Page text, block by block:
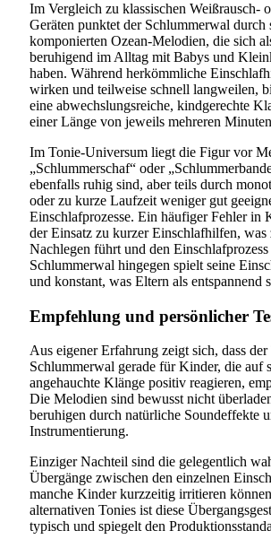
Im Vergleich zu klassischen Weißrausch-
Geräten punktet der Schlummerwal durch
komponierten Ozean-Melodien, die sich
beruhigend im Alltag mit Babys und
haben. Während herkömmliche
wirken und teilweise schnell langweilen,
eine abwechslungsreiche, kindgerechte
einer Länge von jeweils mehreren
Im Tonie-Universum liegt die Figur vor
„Schlummerschaf“ oder
ebenfalls ruhig sind, aber teils durch
oder zu kurze Laufzeit weniger gut
Einschlafprozesse. Ein häufiger Fehler in
der Einsatz zu kurzer Einschlafhilfen,
Nachlegen führt und den
Schlummerwal hingegen spielt seine
und konstant, was Eltern als entspannend
Empfehlung und persönlicher
Aus eigener Erfahrung zeigt sich, dass
Schlummerwal gerade für Kinder, die auf
angehauchte Klänge positiv reagieren,
Die Melodien sind bewusst nicht
beruhigen durch natürliche Soundeffekte
Instrumentierung.
Einziger Nachteil sind die gelegentlich
Übergänge zwischen den einzelnen
manche Kinder kurzzeitig irritieren
alternativen Tonies ist diese
typisch und spiegelt den